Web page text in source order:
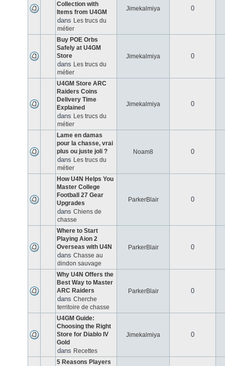
Collection with
Items from U4GM
dans Les trucs du
métier
Jimekalmiya 0
Buy POE Orbs
Safely at U4GM
Store
dans Les trucs du
métier
Jimekalmiya 0
U4GM Store ARC
Raiders Coins
Delivery Time
Explained
dans Les trucs du
métier
Jimekalmiya 0
Lame en damas
pour la chasse, vrai
plus ou juste joli ?
dans Les trucs du
métier
Noam8 0
How U4N Helps You
Master College
Football 27 Gear
Upgrades
dans Chiens de
chasse
ParkerBlair 0
Where to Start
Playing Aion 2
Overseas with U4N
dans Chasse au
dindon sauvage
ParkerBlair 0
Why U4N Offers the
Best Way to Master
ARC Raiders
dans Cherche
territoire de chasse
ParkerBlair 0
U4GM Guide:
Choosing the Right
Store for Diablo IV
Gold
dans Recettes
Jimekalmiya 0
5 Reasons Players